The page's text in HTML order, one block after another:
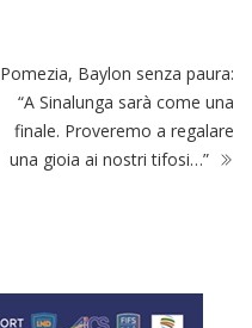
Pomezia, Baylon senza paura:
“A Sinalunga sarà come una
finale. Proveremo a regalare
una gioia ai nostri tifosi…”